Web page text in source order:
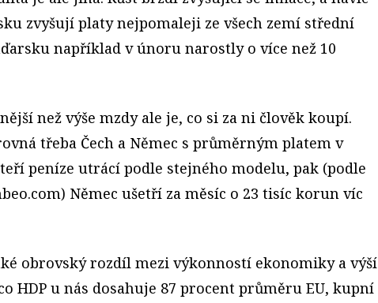
zvyšují platy nejpomaleji ze všech zemí střední
například v únoru narostly o více než 10
než výše mzdy ale je, co si za ni člověk koupí.
třeba Čech a Němec s průměrným platem v
peníze utrácí podle stejného modelu, pak (podle
Němec ušetří za měsíc o 23 tisíc korun víc
obrovský rozdíl mezi výkonností ekonomiky a výší
HDP u nás dosahuje 87 procent průměru EU, kupní